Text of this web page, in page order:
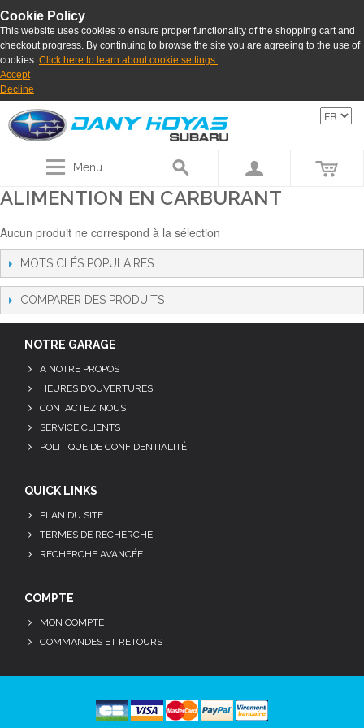
Cookie Policy
This website uses cookies to ensure proper functionality of the shopping cart and
checkout progress. By continuing to browse the site you are agreeing to the use of
cookies. Click here to learn about cookie settings.
Accept
Decline
Menu
ALIMENTION EN CARBURANT
Aucun produit ne correspond à la sélection
MOTS CLÉS POPULAIRES
COMPARER DES PRODUITS
NOTRE GARAGE
A NOTRE PROPOS
HEURES D'OUVERTURES
CONTACTEZ NOUS
SERVICE CLIENTS
POLITIQUE DE CONFIDENTIALITÉ
QUICK LINKS
PLAN DU SITE
TERMES DE RECHERCHE
RECHERCHE AVANCÉE
COMPTE
MON COMPTE
COMMANDES ET RETOURS